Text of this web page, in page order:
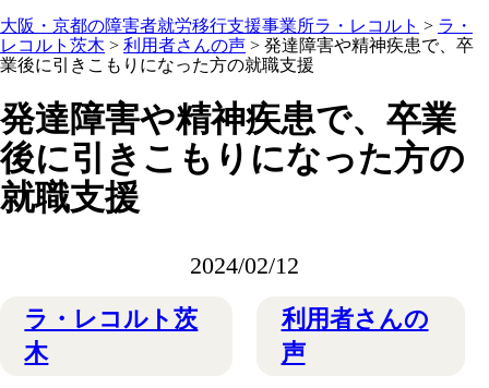
大阪・京都の障害者就労移行支援事業所ラ・レコルト > ラ・
レコルト茨木 > 利用者さんの声 > 発達障害や精神疾患で、卒
業後に引きこもりになった方の就職支援
発達障害や精神疾患で、卒業
後に引きこもりになった方の
就職支援
2024/02/12
ラ・レコルト茨
木
利用者さんの
声